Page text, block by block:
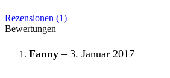
Rezensionen (1)
Bewertungen
Fanny– 3. Januar 2017